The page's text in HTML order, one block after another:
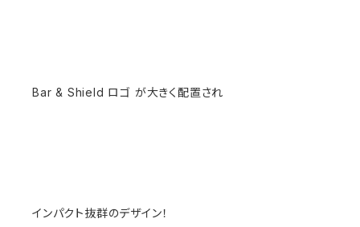
Bar & Shield ロゴ が大きく配置され
インパクト抜群のデザイン！